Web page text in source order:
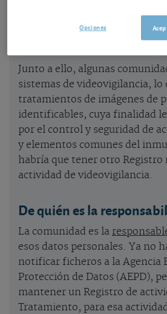
Junto a ello, algunas
sistemas de videovigilancia, lo
tratamientos de imágenes de
identificables, cuya finalidad
por el control y seguridad de
y elementos comunes del
habría que tener otro Registro
actividad de videovigilancia.
De quién es la
La comunidad es la
esos datos personales. Ya no
notificar ficheros a la Agencia
Protección de Datos (AEPD),
mantener un Registro de
Tratamiento, para esa
Opciones